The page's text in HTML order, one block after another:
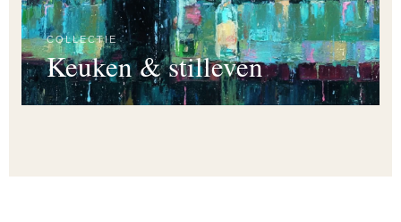
COLLECTIE
Keuken & stilleven